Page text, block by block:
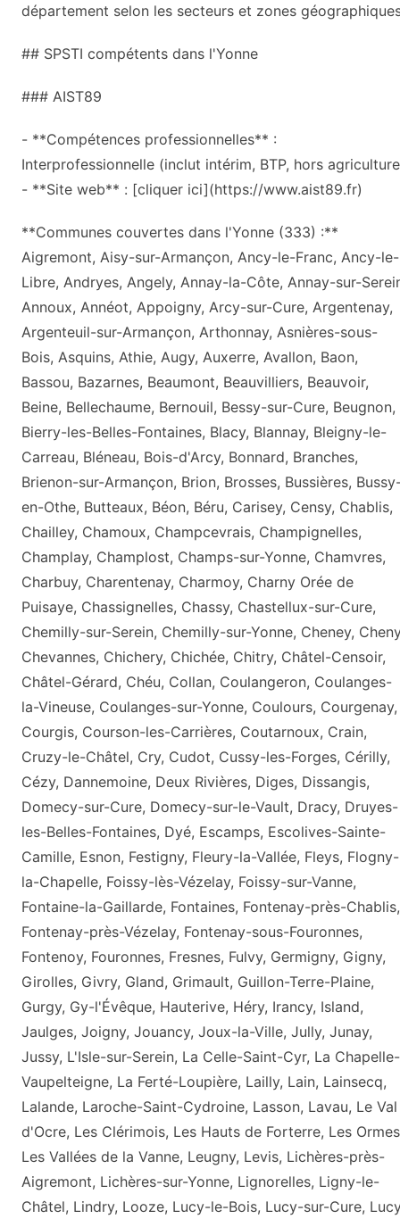
département selon les secteurs et zones
## SPSTI compétents dans l'Yonne
### AIST89
- **Compétences professionnelles** :
Interprofessionnelle (inclut intérim, BTP, hors
- **Site web** : [cliquer ici](https://www.aist89.fr)
**Communes couvertes dans l'Yonne (333) :**
Aigremont, Aisy-sur-Armançon, Ancy-le-Franc, Ancy-le-
Libre, Andryes, Angely, Annay-la-Côte, Annay-sur-
Annoux, Annéot, Appoigny, Arcy-sur-Cure, Argentenay,
Argenteuil-sur-Armançon, Arthonnay, Asnières-sous-
Bois, Asquins, Athie, Augy, Auxerre, Avallon, Baon,
Bassou, Bazarnes, Beaumont, Beauvilliers, Beauvoir,
Beine, Bellechaume, Bernouil, Bessy-sur-Cure, Beugnon,
Bierry-les-Belles-Fontaines, Blacy, Blannay, Bleigny-le-
Carreau, Bléneau, Bois-d'Arcy, Bonnard, Branches,
Brienon-sur-Armançon, Brion, Brosses, Bussières,
en-Othe, Butteaux, Béon, Béru, Carisey, Censy, Chablis,
Chailley, Chamoux, Champcevrais, Champignelles,
Champlay, Champlost, Champs-sur-Yonne, Chamvres,
Charbuy, Charentenay, Charmoy, Charny Orée de
Puisaye, Chassignelles, Chassy, Chastellux-sur-Cure,
Chemilly-sur-Serein, Chemilly-sur-Yonne, Cheney,
Chevannes, Chichery, Chichée, Chitry, Châtel-Censoir,
Châtel-Gérard, Chéu, Collan, Coulangeron, Coulanges-
la-Vineuse, Coulanges-sur-Yonne, Coulours, Courgenay,
Courgis, Courson-les-Carrières, Coutarnoux, Crain,
Cruzy-le-Châtel, Cry, Cudot, Cussy-les-Forges, Cérilly,
Cézy, Dannemoine, Deux Rivières, Diges, Dissangis,
Domecy-sur-Cure, Domecy-sur-le-Vault, Dracy, Druyes-
les-Belles-Fontaines, Dyé, Escamps, Escolives-Sainte-
Camille, Esnon, Festigny, Fleury-la-Vallée, Fleys, Flogny-
la-Chapelle, Foissy-lès-Vézelay, Foissy-sur-Vanne,
Fontaine-la-Gaillarde, Fontaines, Fontenay-près-Chablis,
Fontenay-près-Vézelay, Fontenay-sous-Fouronnes,
Fontenoy, Fouronnes, Fresnes, Fulvy, Germigny, Gigny,
Girolles, Givry, Gland, Grimault, Guillon-Terre-Plaine,
Gurgy, Gy-l'Évêque, Hauterive, Héry, Irancy, Island,
Jaulges, Joigny, Jouancy, Joux-la-Ville, Jully, Junay,
Jussy, L'Isle-sur-Serein, La Celle-Saint-Cyr, La Chapelle-
Vaupelteigne, La Ferté-Loupière, Lailly, Lain, Lainsecq,
Lalande, Laroche-Saint-Cydroine, Lasson, Lavau, Le Val
d'Ocre, Les Clérimois, Les Hauts de Forterre, Les
Les Vallées de la Vanne, Leugny, Levis, Lichères-près-
Aigremont, Lichères-sur-Yonne, Lignorelles, Ligny-le-
Châtel, Lindry, Looze, Lucy-le-Bois, Lucy-sur-Cure,